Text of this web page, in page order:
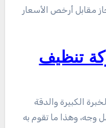
مقابل أرخص الأسعار
تنظيف
الكبيرة والدقة
وجه، وهذا ما تقوم به